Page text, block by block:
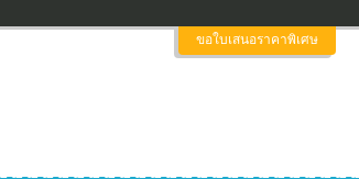
ขอใบเสนอราคาพิเศษ